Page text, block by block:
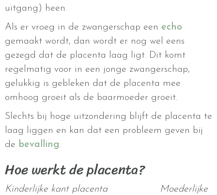
uitgang) heen.
Als er vroeg in de zwangerschap een echo
gemaakt wordt, dan wordt er nog wel eens
gezegd dat de placenta laag ligt. Dit komt
regelmatig voor in een jonge zwangerschap,
gelukkig is gebleken dat de placenta mee
omhoog groeit als de baarmoeder groeit.
Slechts bij hoge uitzondering blijft de placenta te
laag liggen en kan dat een probleem geven bij
de bevalling.
Hoe werkt de placenta?
Kinderlijke kant placenta
Moederlijke